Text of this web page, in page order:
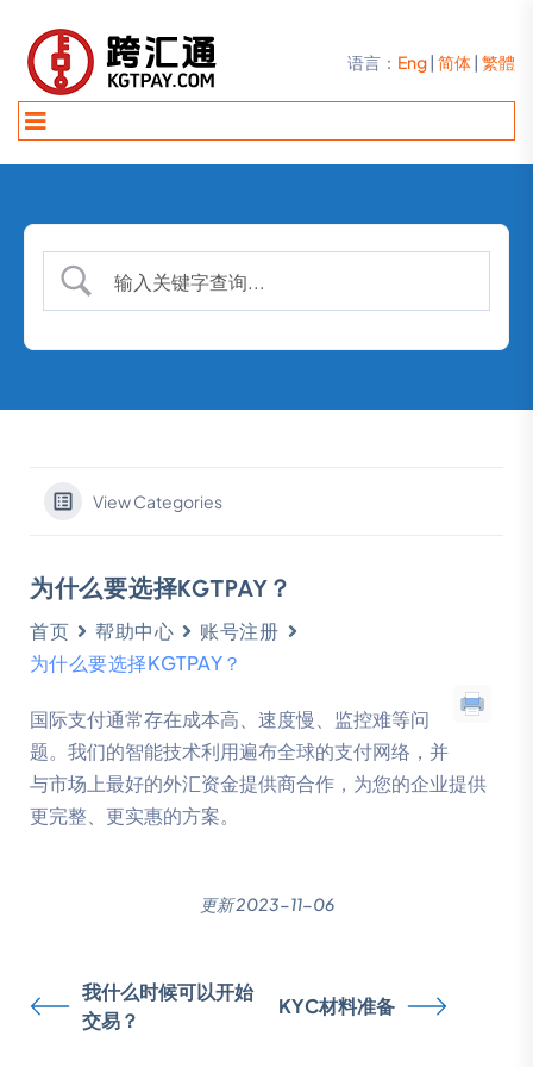
语言： Eng| 简体| 繁體
View Categories
为什么要选择KGTPAY？
首页 帮助中心
账号注册
为什么要选择KGTPAY？
国际支付通常存在成本高、速度慢、监控难等问
题。我们的智能技术利用遍布全球的支付网络，并
与市场上最好的外汇资金提供商合作，为您的企业提供
更完整、更实惠的方案。
更新 2023-11-06
我什么时候可以开始
交易？
KYC材料准备